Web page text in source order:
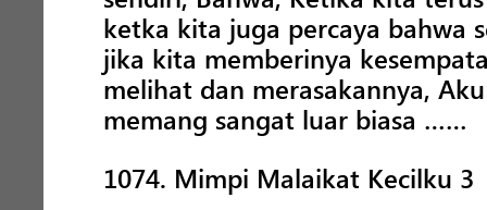
ketka kita juga percaya bahwa
jika kita memberinya
melihat dan merasakannya,
memang sangat luar biasa ……
1074. Mimpi Malaikat Kecilku 3